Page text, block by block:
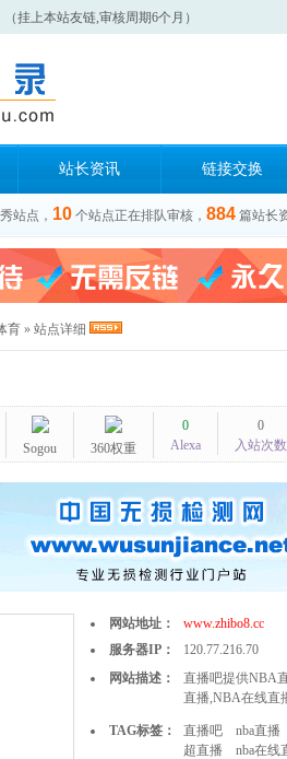
挂上本站友链,审核周期6个月）
站长资讯 链接交换
站点， 10 个站点正在排队审核， 884 篇站长
育 » 站点详细
Sogou 360权重
0
Alexa
0
入站次数
网站地址：
www.zhibo8.cc
服务器IP：
120.77.216.70
网站描述：
直播吧提供NBA
直播,NBA在线直
TAG标签： 直播吧 nba直播
超直播
nba在线